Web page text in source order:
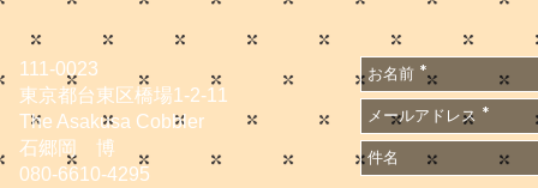
111-0023
東京都台東区橋場1-2-11
The Asakusa Cobbler
石郷岡 博
080-6610-4295